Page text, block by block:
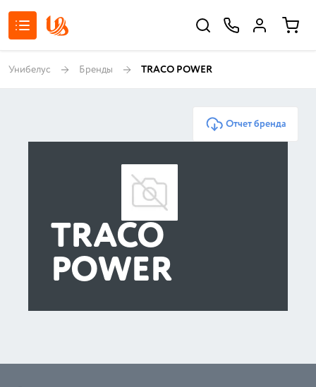
Унибелус Бренды TRACO POWER
Отчет бренда
TRACO
POWER